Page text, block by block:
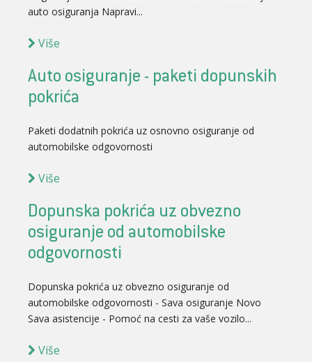
auto osiguranja Napravi...
Više
Auto osiguranje - paketi dopunskih
pokrića
Paketi dodatnih pokrića uz osnovno osiguranje od
automobilske odgovornosti
Više
Dopunska pokrića uz obvezno
osiguranje od automobilske
odgovornosti
Dopunska pokrića uz obvezno osiguranje od
automobilske odgovornosti - Sava osiguranje Novo
Sava asistencije - Pomoć na cesti za vaše vozilo...
Više